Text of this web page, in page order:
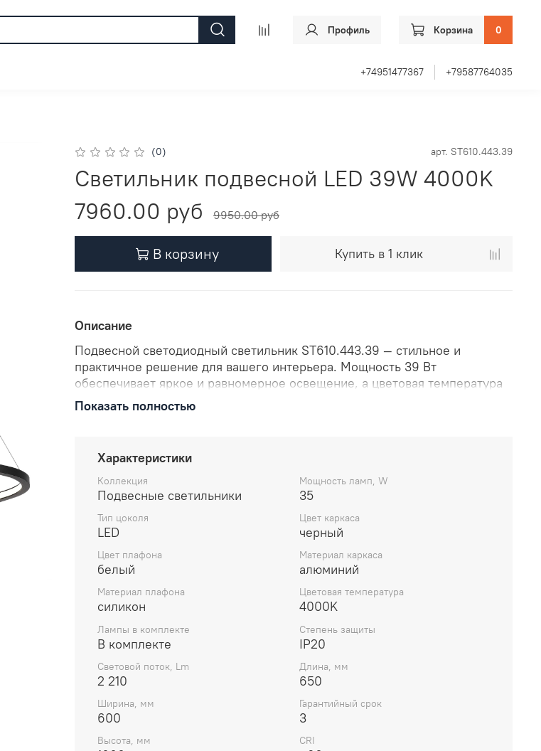
Профиль Корзина 0
+74951477367 +79587764035
(0) арт. ST610.443.39
Светильник подвесной LED 39W 4000K
7960.00 руб
9950.00 руб
В корзину Купить в 1 клик
Описание
Подвесной светодиодный светильник ST610.443.39 — стильное и
практичное решение для вашего интерьера. Мощность 39 Вт
обеспечивает яркое и равномерное освещение, а цветовая температура
4000К создаёт нейтральный белый свет, близкий к дневному.
Светильник легко монтируется и станет прекрасным дополнением к
Показать полностью
Характеристики
Коллекция
Подвесные светильники
Мощность ламп, W
35
Тип цоколя
LED
Цвет каркаса
черный
Цвет плафона
белый
Материал каркаса
алюминий
Материал плафона
силикон
Цветовая температура
4000K
Лампы в комплекте
В комплекте
Степень защиты
IP20
Световой поток, Lm
2 210
Длина, мм
650
Ширина, мм
600
Гарантийный срок
3
Высота, мм CRI